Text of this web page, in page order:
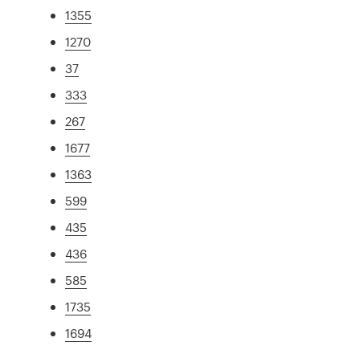
1355
1270
37
333
267
1677
1363
599
435
436
585
1735
1694